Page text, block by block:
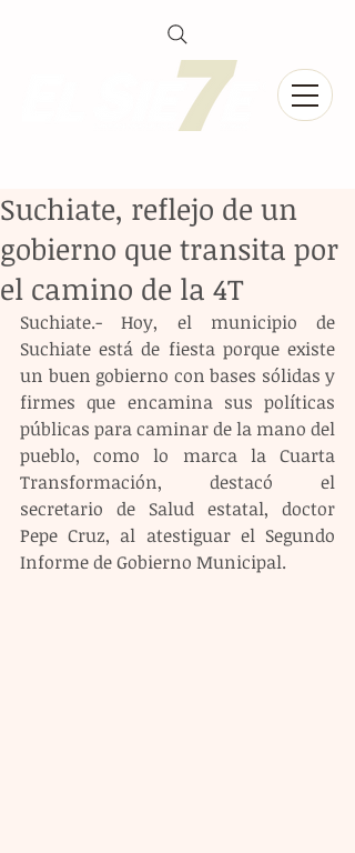
Suchiate, reflejo de un
gobierno que transita por
el camino de la 4T
Suchiate.- Hoy, el municipio de
Suchiate está de fiesta porque existe
un buen gobierno con bases sólidas y
firmes que encamina sus políticas
públicas para caminar de la mano del
pueblo, como lo marca la Cuarta
Transformación, destacó el
secretario de Salud estatal, doctor
Pepe Cruz, al atestiguar el Segundo
Informe de Gobierno Municipal.